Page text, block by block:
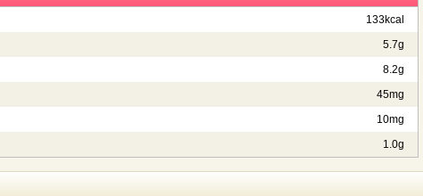
133kcal
5.7g
8.2g
45mg
10mg
1.0g